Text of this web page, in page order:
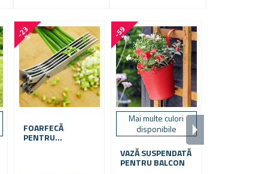
-
2
3
%
FOARFECĂ
PENTRU
-
5
9
%
Mai multe culori
disponibile
VAZĂ SUSPENDATĂ
PENTRU BALCON